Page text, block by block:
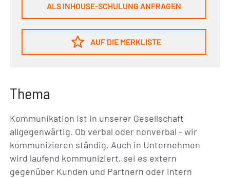
ALS INHOUSE-SCHULUNG ANFRAGEN
AUF DIE MERKLISTE
Thema
Kommunikation ist in unserer Gesellschaft
allgegenwärtig. Ob verbal oder nonverbal - wir
kommunizieren ständig. Auch in Unternehmen
wird laufend kommuniziert, sei es extern
gegenüber Kunden und Partnern oder intern